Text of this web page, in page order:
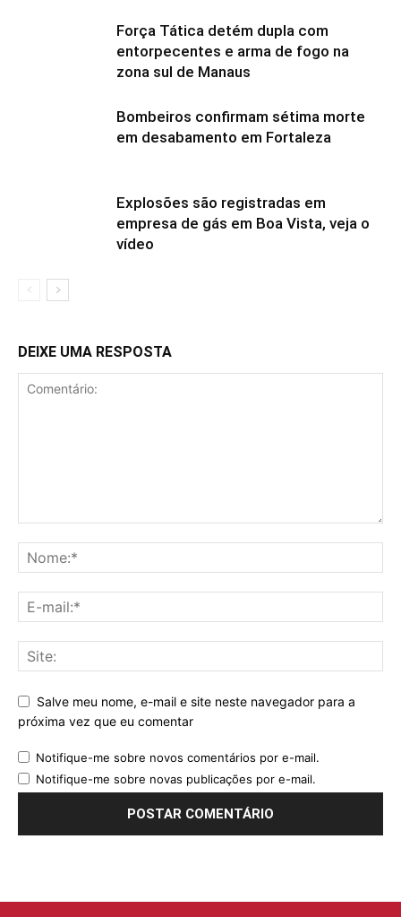
Força Tática detém dupla com
entorpecentes e arma de fogo na
zona sul de Manaus
Bombeiros confirmam sétima morte
em desabamento em Fortaleza
Explosões são registradas em
empresa de gás em Boa Vista, veja o
vídeo
DEIXE UMA RESPOSTA
Salve meu nome, e-mail e site neste navegador para a
próxima vez que eu comentar
Notifique-me sobre novos comentários por e-mail.
Notifique-me sobre novas publicações por e-mail.